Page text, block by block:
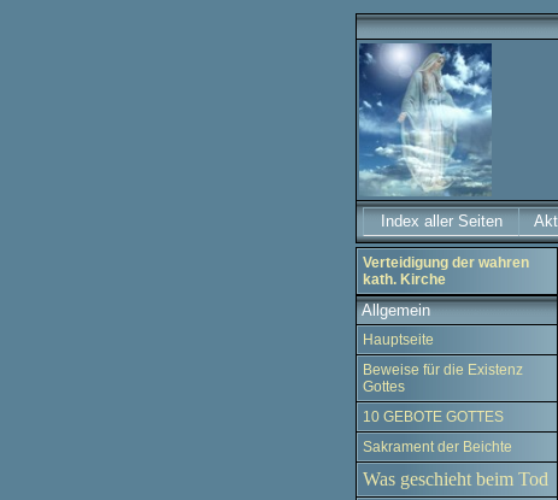
Index aller Seiten
Verteidigung der wahren
kath. Kirche
Allgemein
Hauptseite
Beweise für die Existenz
Gottes
10 GEBOTE GOTTES
Sakrament der Beichte
Was geschieht beim Tod